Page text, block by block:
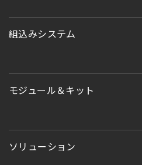
組込みシステム
モジュール＆キット
ソリューション